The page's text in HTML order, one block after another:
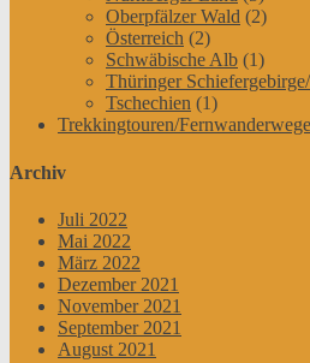
Oberpfälzer Wald (2)
Österreich (2)
Schwäbische Alb (1)
Thüringer
Tschechien (1)
Trekkingtouren/
Archiv
Juli 2022
Mai 2022
März 2022
Dezember 2021
November 2021
September 2021
August 2021